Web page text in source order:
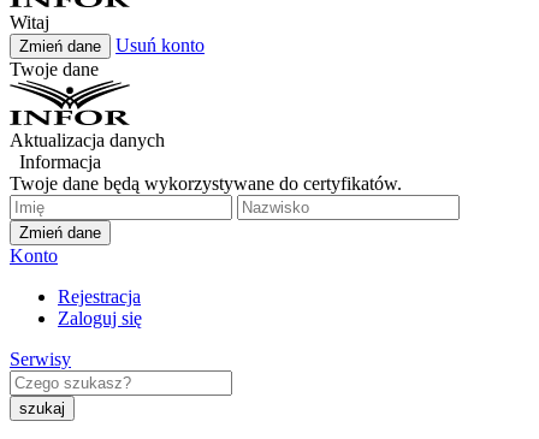
Witaj
Zmień dane
Usuń konto
Twoje dane
Aktualizacja danych
Informacja
Twoje dane będą wykorzystywane do certyfikatów.
Zmień dane
Konto
Rejestracja
Zaloguj się
Serwisy